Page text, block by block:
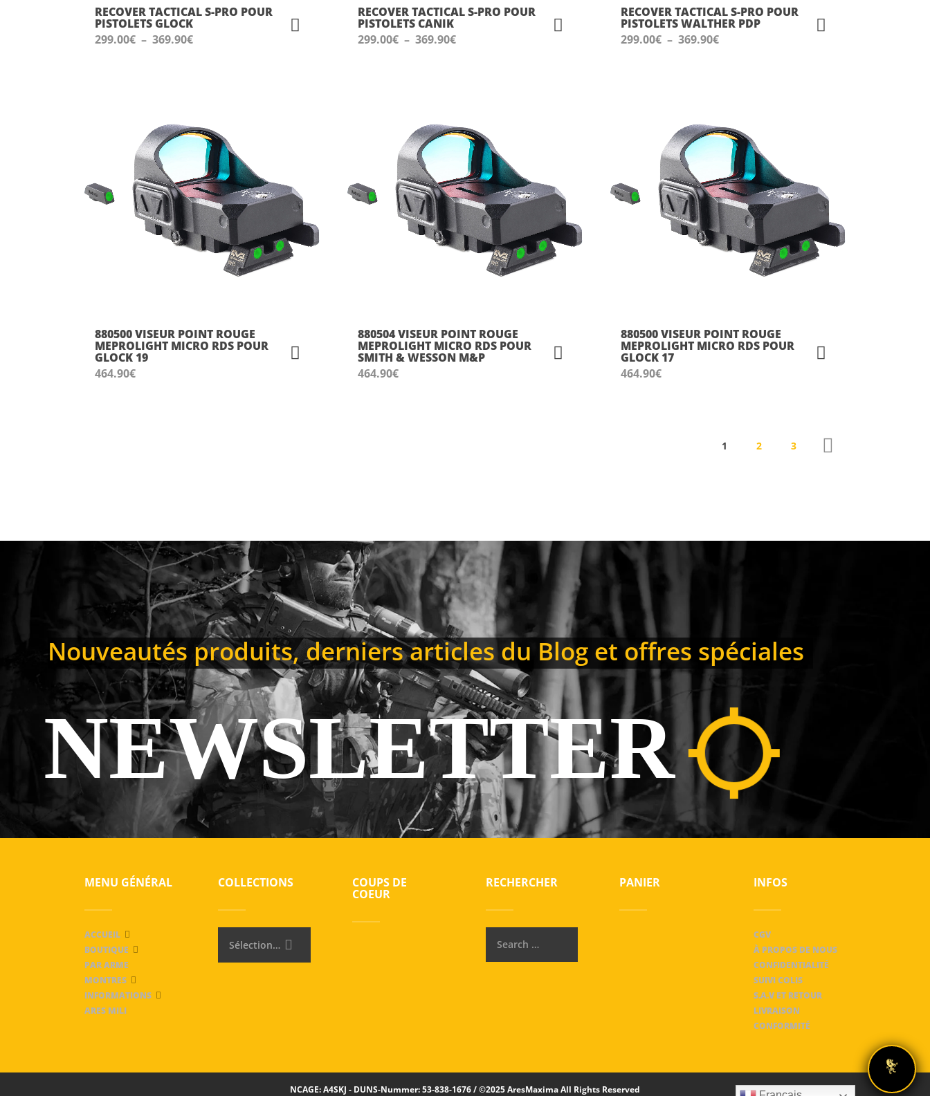
RECOVER TACTICAL S-PRO POUR
PISTOLETS GLOCK
299.00€ – 369.90€Plage
RECOVER TACTICAL S-PRO POUR
PISTOLETS CANIK
299.00€ – 369.90€Plage
RECOVER TACTICAL S-PRO POUR
PISTOLETS WALTHER PDP
299.00€ – 369.90€Plage
880500 VISEUR POINT ROUGE
MEPROLIGHT MICRO RDS POUR
GLOCK 19
464.90€
880504 VISEUR POINT ROUGE
MEPROLIGHT MICRO RDS POUR
SMITH & WESSON M&P
464.90€
880500 VISEUR POINT ROUGE
MEPROLIGHT MICRO RDS POUR
GLOCK 17
464.90€
1 2 3
Nouveautés produits, derniers articles du Blog et offres spéciales
NEWSLETTER
MENU GÉNÉRAL
ACCUEIL
BOUTIQUE
PAR ARME
MONTRES
INFORMATIONS
ARES MILI
COLLECTIONS
Sélectionner une catégorie
COUPS DE
COEUR
RECHERCHER PANIER INFOS
CGV
À PROPOS DE NOUS
CONFIDENTIALITÉ
SUIVI COLIS
S.A.V ET RETOUR
LIVRAISON
CONFORMITÉ
NCAGE: A4SKJ - DUNS-Nummer: 53-838-1676 / ©2025 AresMaxima All Rights Reserved